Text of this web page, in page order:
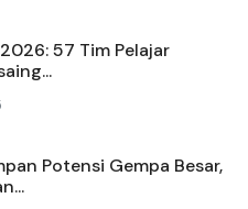
57 Tim Pelajar
Potensi Gempa Besar,